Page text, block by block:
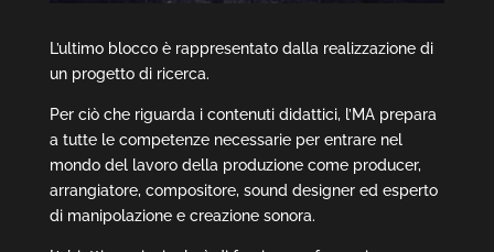
L’ultimo blocco è rappresentato dalla realizzazione di
un progetto di ricerca.
Per ciò che riguarda i contenuti didattici, l’MA prepara
a tutte le competenze necessarie per entrare nel
mondo del lavoro della produzione come producer,
arrangiatore, compositore, sound designer ed esperto
di manipolazione e creazione sonora.